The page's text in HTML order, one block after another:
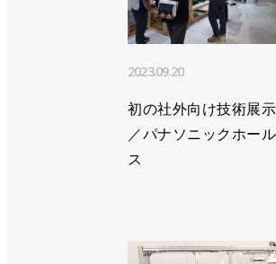
ハ発動機「
>>新世代の２軸ロ
>>可搬質量を高め
>>台湾のロボット
>>ロボティクスの
2023.09.20
初の社外向け技術展
／パナソニックホー
ス